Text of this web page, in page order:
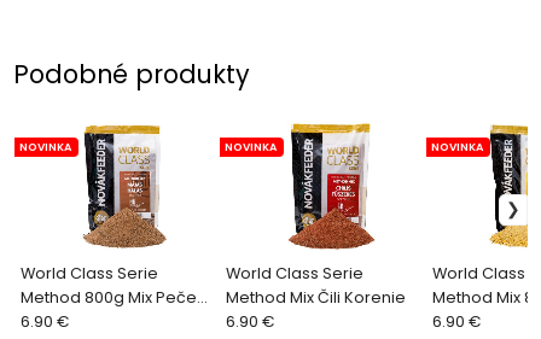
Podobné produkty
World Class Serie
Method 800g Mix Pečeň
Ryba
NOVINKA
6.90 €
World Class Serie
Method Mix Čili Korenie
NOVINKA
6.90 €
World Class
Method Mix
Sladká
NOVINKA
6.90 €